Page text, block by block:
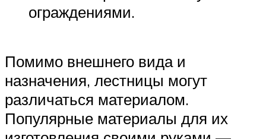
ограждениями.
Помимо внешнего вида и
назначения, лестницы могут
различаться материалом.
Популярные материалы для их